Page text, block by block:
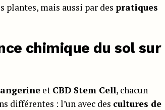
plantes, mais aussi par des pratiques
chimique du sol sur
et CBD Stem Cell, chacun
différentes : l’un avec des cultures de